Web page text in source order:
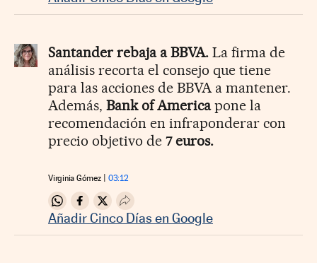
Santander rebaja a BBVA. La firma de
análisis recorta el consejo que tiene
para las acciones de BBVA a mantener.
Además, Bank of Americapone la
recomendación en infraponderar con
precio objetivo de 7 euros.
Virginia Gómez 03:12
Compartir en Whatsapp
Compartir en Facebook
Compartir en Twitter
Desplegar Redes Sociales
Añadir Cinco Días en Google